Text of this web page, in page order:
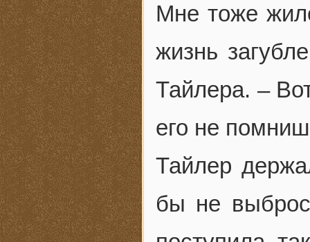
Мне тоже
жизнь
Тайлера. –
его не
Тайлер
бы не